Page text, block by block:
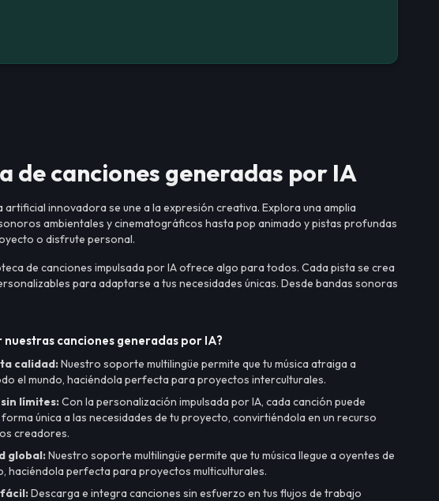
de canciones generadas por IA
innovadora se une a la expresión creativa. Explora una amplia
ambientales y cinematográficos hasta pop animado y pistas profundas
o disfrute personal.
de canciones impulsada por IA ofrece algo para todos. Cada pista se crea
para adaptarse a tus necesidades únicas. Desde bandas sonoras
nuestras canciones generadas por IA?
calidad:Nuestro soporte multilingüe permite que tu música atraiga a
el mundo, haciéndola perfecta para proyectos interculturales.
límites:Con la personalización impulsada por IA, cada canción puede
única a las necesidades de tu proyecto, convirtiéndola en un recurso
creadores.
global:Nuestro soporte multilingüe permite que tu música llegue a oyentes de
haciéndola perfecta para proyectos multiculturales.
Descarga e integra canciones sin esfuerzo en tus flujos de trabajo